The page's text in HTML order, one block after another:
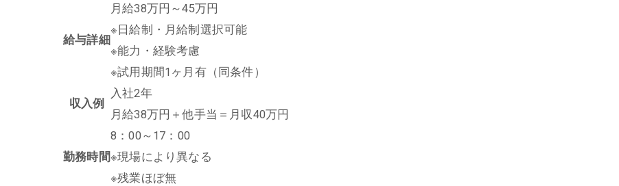
給与詳細
月給38万円～45万円
※日給制・月給制選択可能
※能力・経験考慮
※試用期間1ヶ月有（同条件）
収入例
入社2年
月給38万円＋他手当＝月収40万円
勤務時間
8：00～17：00
※現場により異なる
※残業ほぼ無